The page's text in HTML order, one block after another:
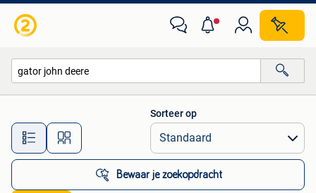
Alle afstanden…
Sorteer op
Bewaar je zoekopdracht